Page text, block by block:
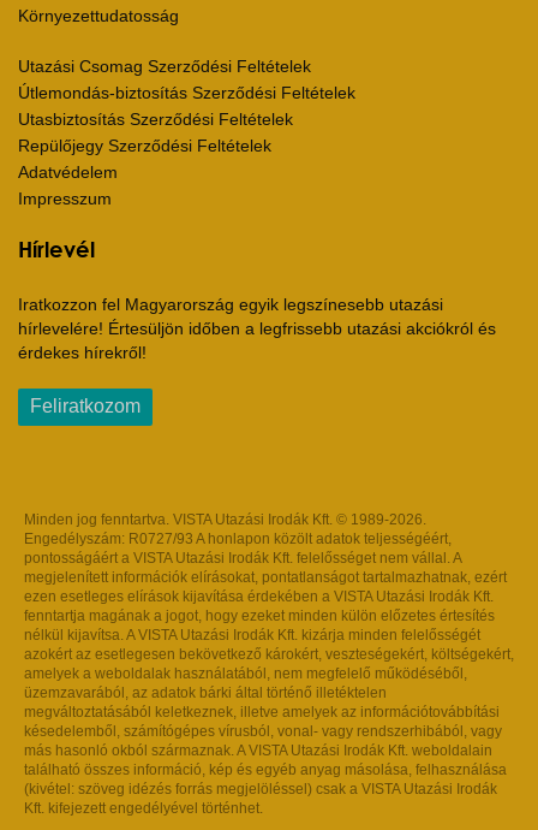
Környezettudatosság
Utazási Csomag Szerződési Feltételek
Útlemondás-biztosítás Szerződési Feltételek
Utasbiztosítás Szerződési Feltételek
Repülőjegy Szerződési Feltételek
Adatvédelem
Impresszum
Hírlevél
Iratkozzon fel Magyarország egyik legszínesebb utazási
hírlevelére! Értesüljön időben a legfrissebb utazási akciókról és
érdekes hírekről!
Feliratkozom
Minden jog fenntartva. VISTA Utazási Irodák Kft. © 1989-2026.
Engedélyszám: R0727/93 A honlapon közölt adatok teljességéért,
pontosságáért a VISTA Utazási Irodák Kft. felelősséget nem vállal. A
megjelenített információk elírásokat, pontatlanságot tartalmazhatnak, ezért
ezen esetleges elírások kijavítása érdekében a VISTA Utazási Irodák Kft.
fenntartja magának a jogot, hogy ezeket minden külön előzetes értesítés
nélkül kijavítsa. A VISTA Utazási Irodák Kft. kizárja minden felelősségét
azokért az esetlegesen bekövetkező károkért, veszteségekért, költségekért,
amelyek a weboldalak használatából, nem megfelelő működéséből,
üzemzavarából, az adatok bárki által történő illetéktelen
megváltoztatásából keletkeznek, illetve amelyek az információtovábbítási
késedelemből, számítógépes vírusból, vonal- vagy rendszerhibából, vagy
más hasonló okból származnak. A VISTA Utazási Irodák Kft. weboldalain
található összes információ, kép és egyéb anyag másolása, felhasználása
(kivétel: szöveg idézés forrás megjelöléssel) csak a VISTA Utazási Irodák
Kft. kifejezett engedélyével történhet.